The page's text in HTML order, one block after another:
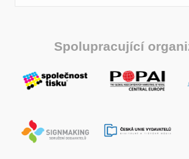
Spolupracující